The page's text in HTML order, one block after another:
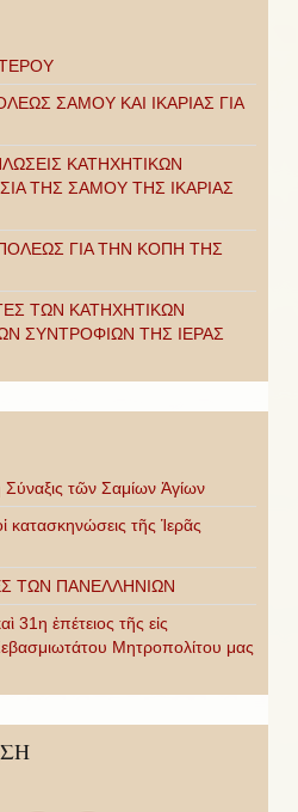
ΣΑΜΟΥ ΚΑΙ ΙΚΑΡΙΑΣ ΓΙΑ
ΚΑΤΗΧΗΤΙΚΩΝ
ΤΗΣ ΣΑΜΟΥ ΤΗΣ ΙΚΑΡΙΑΣ
ΓΙΑ ΤΗΝ ΚΟΠΗ ΤΗΣ
ΤΩΝ ΚΑΤΗΧΗΤΙΚΩΝ
ΣΥΝΤΡΟΦΙΩΝ ΤΗΣ ΙΕΡΑΣ
τῶν Σαμίων Ἁγίων
κατασκηνώσεις τῆς Ἱερᾶς
ΤΩΝ ΠΑΝΕΛΛΗΝΙΩΝ
31η ἐπέτειος τῆς εἰς
Μητροπολίτου μας